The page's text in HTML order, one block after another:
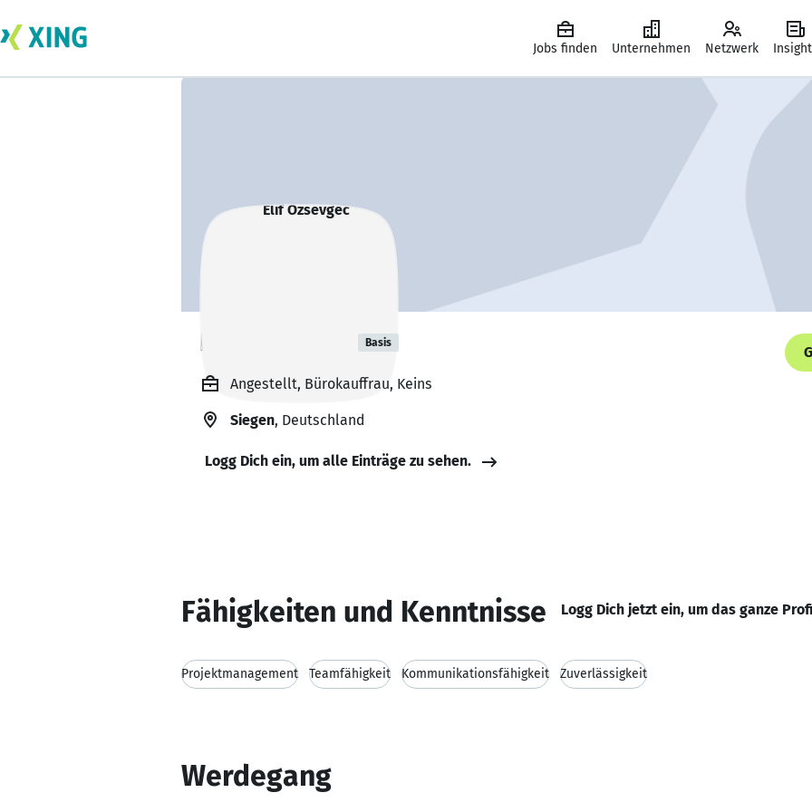
Jobs finden Unternehmen Netzwerk
Elif Özsevgec Basis
Angestellt, Bürokauffrau, Keins
Siegen, Deutschland
Logg Dich ein, um alle Einträge zu sehen.
Fähigkeiten und Kenntnisse Logg Dich jetzt ein, um das ganze
Projektmanagement Teamfähigkeit Kommunikationsfähigkeit Zuverlässigkeit
Werdegang